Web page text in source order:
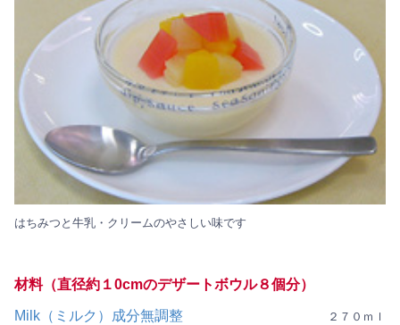
はちみつと牛乳・クリームのやさしい味です
材料（直径約１0cmのデザートボウル８個分）
２７０ｍｌ
Milk（ミルク）成分無調整